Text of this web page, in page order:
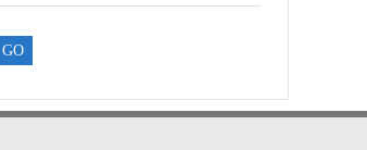
GO